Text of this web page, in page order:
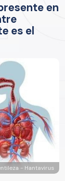
en
es el
- Hantavirus